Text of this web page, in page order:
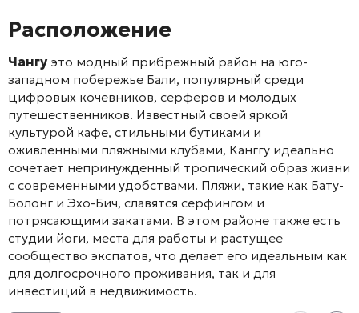
Расположение
Чангу это модный прибрежный район на юго-
западном побережье Бали, популярный среди
цифровых кочевников, серферов и молодых
путешественников. Известный своей яркой
культурой кафе, стильными бутиками и
оживленными пляжными клубами, Канггу идеально
сочетает непринужденный тропический образ жизни
с современными удобствами. Пляжи, такие как Бату-
Болонг и Эхо-Бич, славятся серфингом и
потрясающими закатами. В этом районе также есть
студии йоги, места для работы и растущее
сообщество экспатов, что делает его идеальным как
для долгосрочного проживания, так и для
инвестиций в недвижимость.